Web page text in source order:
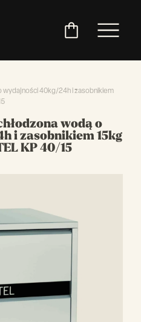
do
pizzy
asortyment
wydajności 40kg/24h i zasobnikiem
wodą o
i zasobnikiem 15kg
KP 40/15